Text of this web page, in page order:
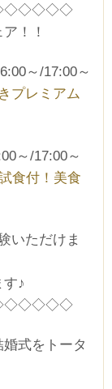
！！
～/17:00～
プレミアム
～/17:00～
食付！美食
いただけま
♪
式をトータ